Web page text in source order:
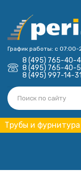
График работы: с 07:00-
8 (495) 765-40-
8 (495) 765-40-
8 (495) 997-14-31
Трубы и